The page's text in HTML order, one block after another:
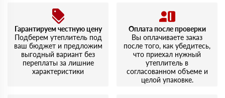
Гарантируем честную цену
Подберем утеплитель под
ваш бюджет и предложим
выгодный вариант без
переплаты за лишние
характеристики
Оплата после проверки
Вы оплачиваете заказ
после того, как убедитесь,
что приехал нужный
утеплитель в
согласованном объеме и
целой упаковке.